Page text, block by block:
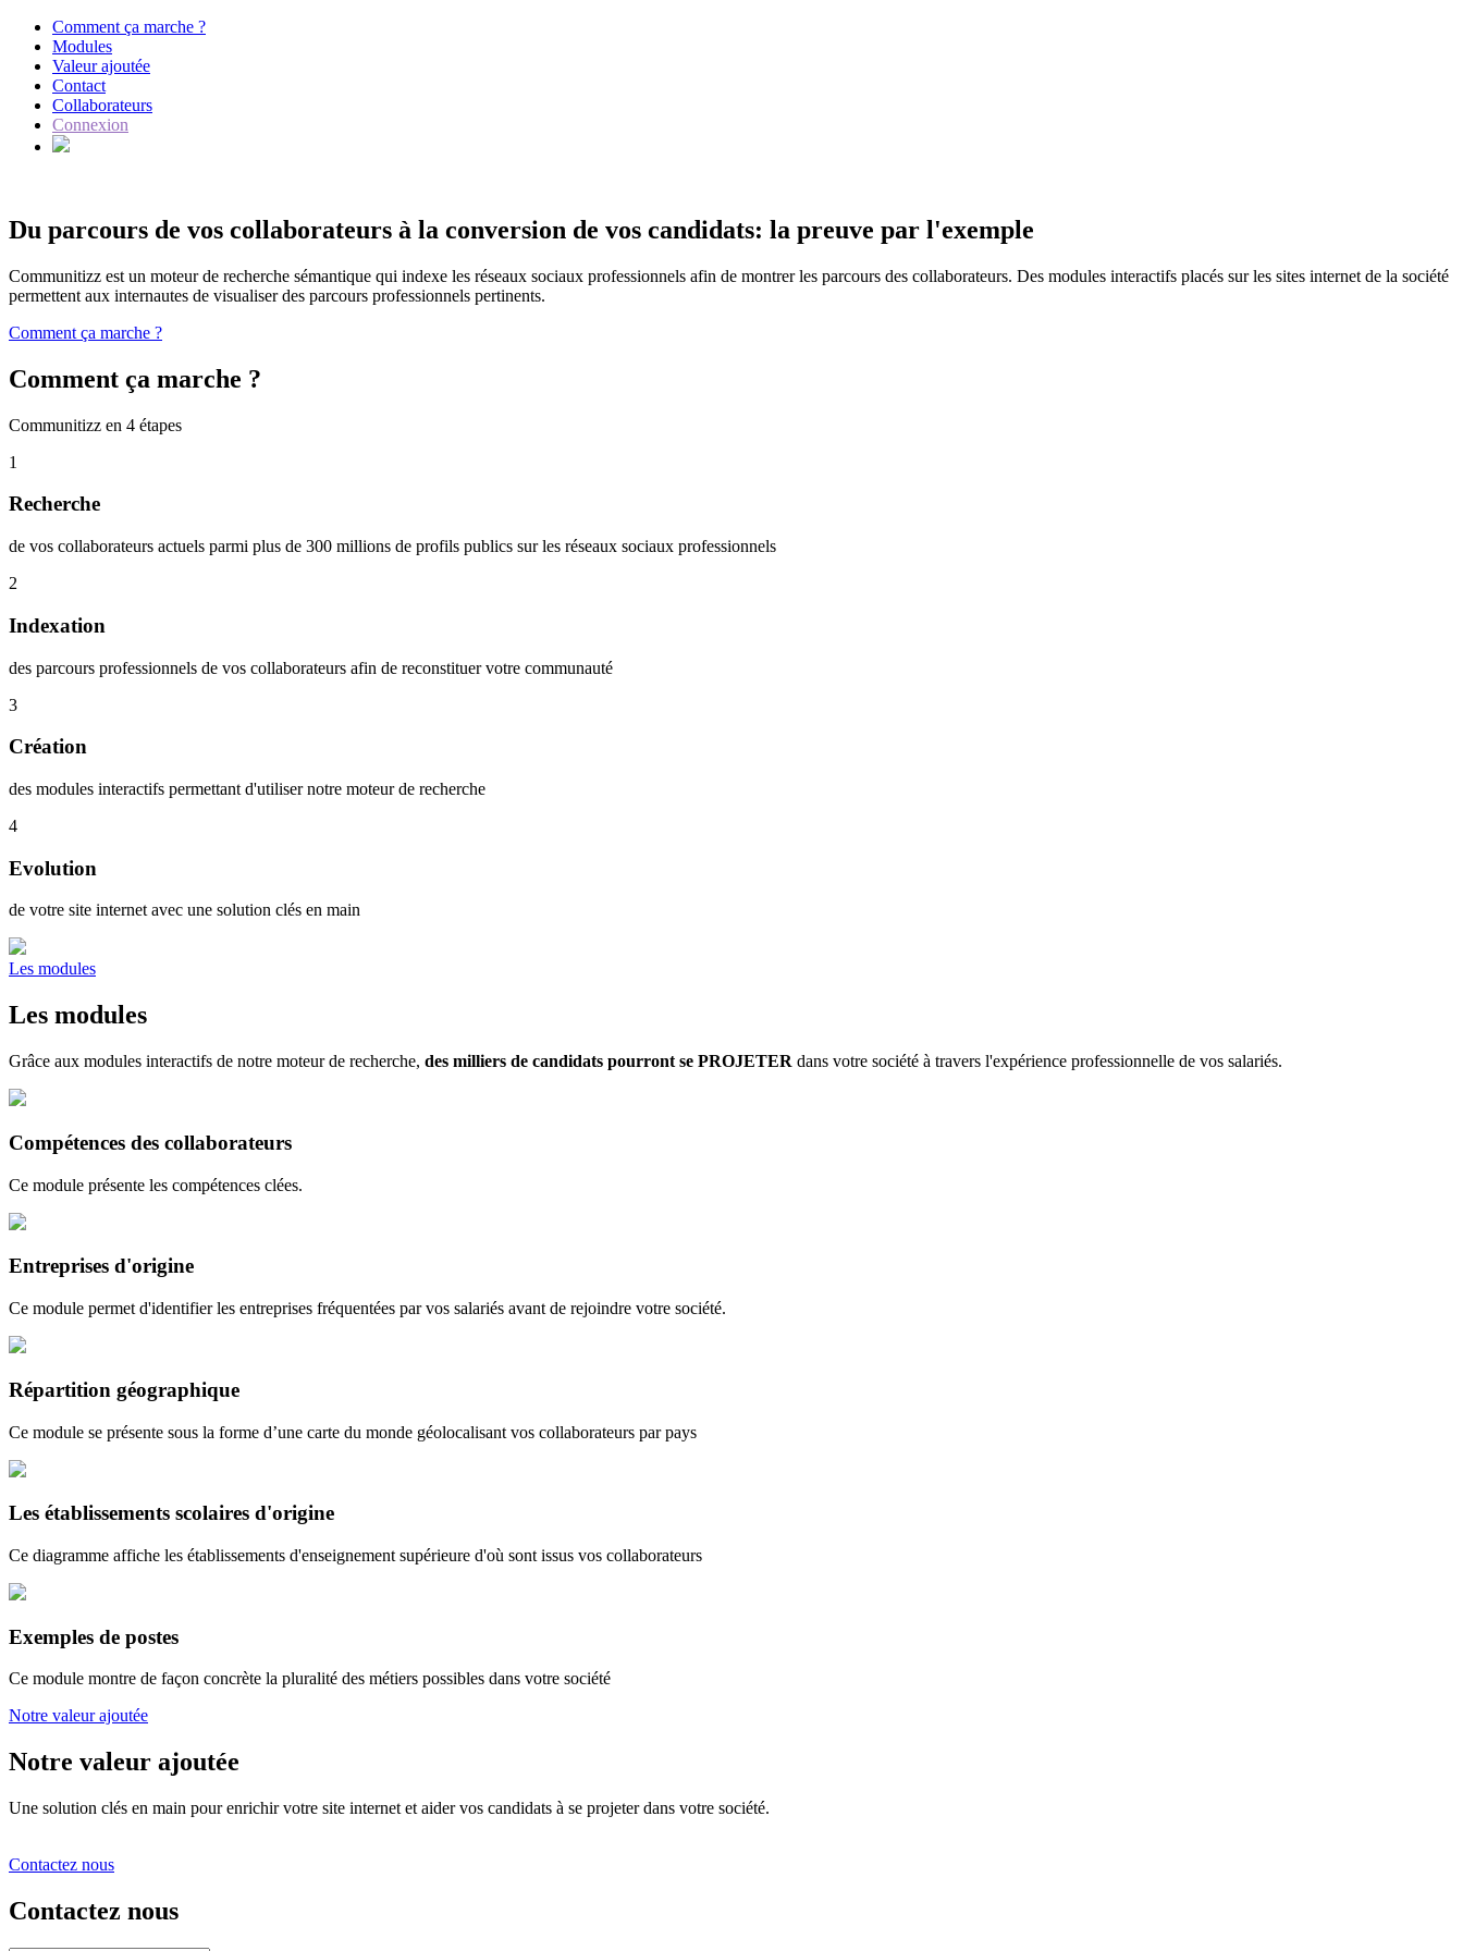
Comment ça marche ?
Modules
Valeur ajoutée
Contact
Collaborateurs
Connexion
Du parcours de vos collaborateurs à la conversion de vos candidats: la preuve par l'exemple
Communitizz est un moteur de recherche sémantique qui indexe les réseaux sociaux professionnels afin de montrer les parcours des collaborateurs. Des modules interactifs placés sur les sites internet de la société
permettent aux internautes de visualiser des parcours professionnels pertinents.
Comment ça marche ?
Comment ça marche ?
Communitizz en 4 étapes
1
Recherche
de vos collaborateurs actuels parmi plus de 300 millions de profils publics sur les réseaux sociaux professionnels
2
Indexation
des parcours professionnels de vos collaborateurs afin de reconstituer votre communauté
3
Création
des modules interactifs permettant d'utiliser notre moteur de recherche
4
Evolution
de votre site internet avec une solution clés en main
Les modules
Les modules
Grâce aux modules interactifs de notre moteur de recherche, des milliers de candidats pourront se PROJETER dans votre société à travers l'expérience professionnelle de vos salariés.
Compétences des collaborateurs
Ce module présente les compétences clées.
Entreprises d'origine
Ce module permet d'identifier les entreprises fréquentées par vos salariés avant de rejoindre votre société.
Répartition géographique
Ce module se présente sous la forme d’une carte du monde géolocalisant vos collaborateurs par pays
Les établissements scolaires d'origine
Ce diagramme affiche les établissements d'enseignement supérieure d'où sont issus vos collaborateurs
Exemples de postes
Ce module montre de façon concrète la pluralité des métiers possibles dans votre société
Notre valeur ajoutée
Notre valeur ajoutée
Une solution clés en main pour enrichir votre site internet et aider vos candidats à se projeter dans votre société.
Contactez nous
Contactez nous